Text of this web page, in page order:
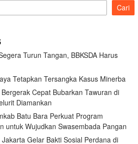
Cari
Turun Tangan, BBKSDA Harus
Tetapkan Tersangka Kasus Minerba
Cepat Bubarkan Tawuran di
Diamankan
Batu Bara Perkuat Program
untuk Wujudkan Swasembada Pangan
Gelar Bakti Sosial Perdana di